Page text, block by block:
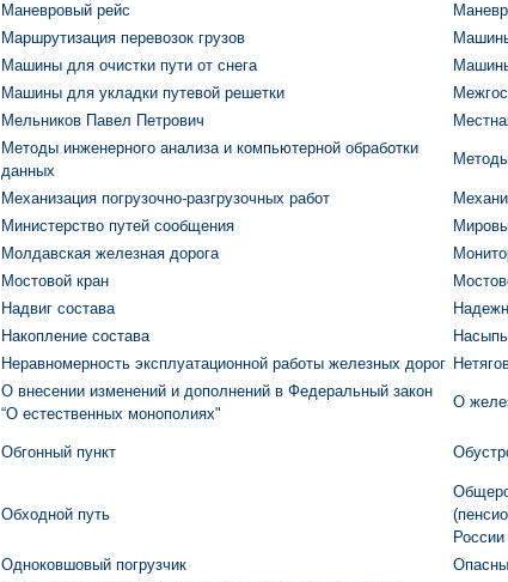
Маневровый рейс
Маршрутизация перевозок грузов
Машины для очистки пути от снега
Машины для укладки путевой решетки
Мельников Павел Петрович
Методы инженерного анализа и компьютерной обработки
данных
Механизация погрузочно-разгрузочных работ
Министерство путей сообщения
Молдавская железная дорога
Мостовой кран
Надвиг состава
Накопление состава
Насыпь
Неравномерность эксплуатационной работы железных дорог
О внесении изменений и дополнений в Федеральный закон
“О естественных монополиях"
О
Обгонный пункт
Обходной путь
России
Одноковшовый погрузчик